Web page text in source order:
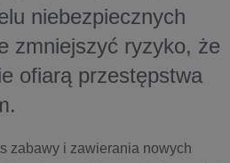
niebezpiecznych
zmniejszyć ryzyko, że
ofiarą przestępstwa
zabawy i zawierania nowych